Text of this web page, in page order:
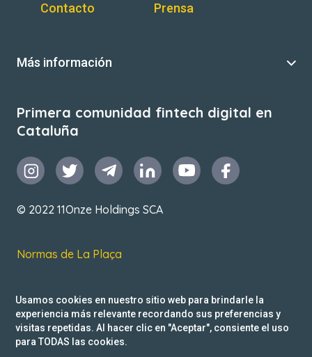
Contacto Prensa
Más información
Primera comunidad fintech digital en
Cataluña
© 2022 11Onze Holdings SCA
Normas de La Plaça
Política de privacidad
Reclamacions
Usamos cookies en nuestro sitio web para brindarle la
experiencia más relevante recordando sus preferencias y
visitas repetidas. Al hacer clic en "Aceptar", consiente el uso
para TODAS las cookies.